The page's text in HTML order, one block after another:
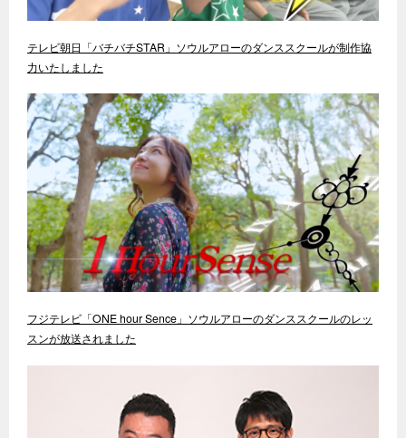
テレビ朝日「バチバチSTAR」ソウルアローのダンススクールが制作協
力いたしました
フジテレビ「ONE hour Sence」ソウルアローのダンススクールのレッ
スンが放送されました